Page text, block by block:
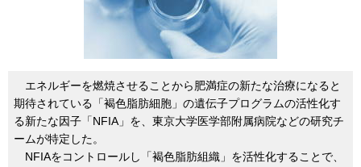
エネルギーを燃焼させることから肥満症の新たな治療になると
期待されている「褐色脂肪細胞」の遺伝子プログラムの活性化す
る新たな因子「NFIA」を、東京大学医学部附属病院などの研究チ
ームが特定した。
NFIAをコントロールし「褐色脂肪組織」を活性化することで、